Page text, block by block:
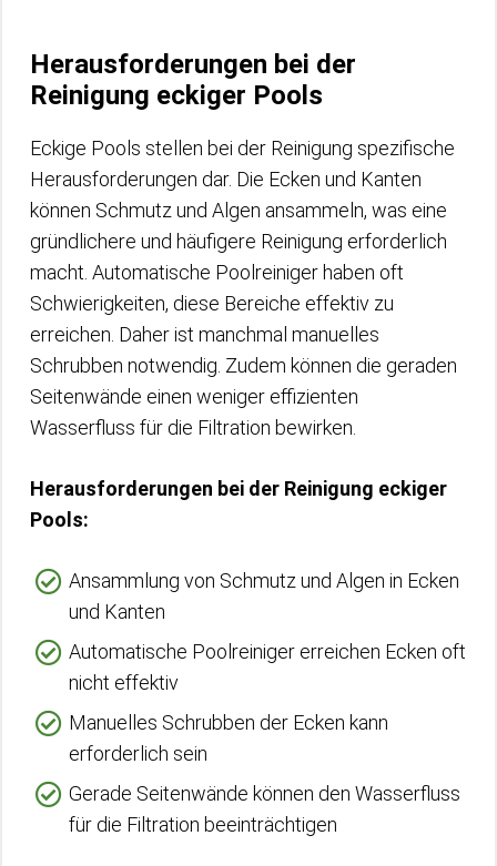
Herausforderungen bei der
Reinigung eckiger Pools
Eckige Pools stellen bei der Reinigung spezifische
Herausforderungen dar. Die Ecken und Kanten
können Schmutz und Algen ansammeln, was eine
gründlichere und häufigere Reinigung erforderlich
macht. Automatische Poolreiniger haben oft
Schwierigkeiten, diese Bereiche effektiv zu
erreichen. Daher ist manchmal manuelles
Schrubben notwendig. Zudem können die geraden
Seitenwände einen weniger effizienten
Wasserfluss für die Filtration bewirken.
Herausforderungen bei der Reinigung eckiger
Pools:
Ansammlung von Schmutz und Algen in Ecken
und Kanten
Automatische Poolreiniger erreichen Ecken oft
nicht effektiv
Manuelles Schrubben der Ecken kann
erforderlich sein
Gerade Seitenwände können den Wasserfluss
für die Filtration beeinträchtigen